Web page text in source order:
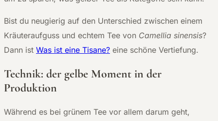
Bist du neugierig auf den Unterschied zwischen einem
Kräuteraufguss und echtem Tee von Camellia sinensis?
Dann ist Was ist eine Tisane? eine schöne Vertiefung.
Technik: der gelbe Moment in der
Produktion
Während es bei grünem Tee vor allem darum geht,